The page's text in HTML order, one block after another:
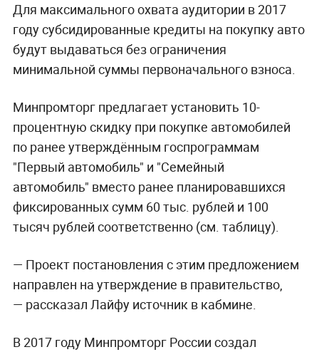
Для максимального охвата аудитории в 2017
году субсидированные кредиты на покупку авто
будут выдаваться без ограничения
минимальной суммы первоначального взноса.
Минпромторг предлагает установить 10-
процентную скидку при покупке автомобилей
по ранее утверждённым госпрограммам
"Первый автомобиль" и "Семейный
автомобиль" вместо ранее планировавшихся
фиксированных сумм 60 тыс. рублей и 100
тысяч рублей соответственно (см. таблицу).
— Проект постановления с этим предложением
направлен на утверждение в правительство,
— рассказал Лайфу источник в кабмине.
В 2017 году Минпромторг России создал